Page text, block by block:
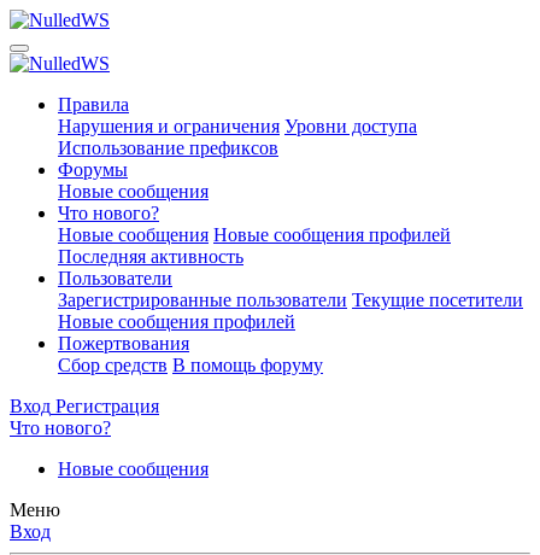
Правила
Нарушения и ограничения Уровни доступа
Использование префиксов
Форумы
Новые сообщения
Что нового?
Новые сообщения Новые сообщения профилей
Последняя активность
Пользователи
Зарегистрированные пользователи Текущие посетители
Новые сообщения профилей
Пожертвования
Сбор средств В помощь форуму
Вход Регистрация
Что нового?
Новые сообщения
Меню
Вход